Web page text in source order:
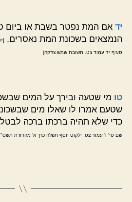
יד אם המת נפטר בשבת או ביום
הנמצאים בשכונת המת נאסרים.
סעיף יד עמוד צט. תשובת שמש צדקה]
טו מי שטעה ובירך על המים
שטעם אמרו לו שאלו מים
כדי שלא תהיה ברכתו ברכה
שם סי' ו' עמוד צט. ילקוט יוסף תפלה כרך א' מהדורת